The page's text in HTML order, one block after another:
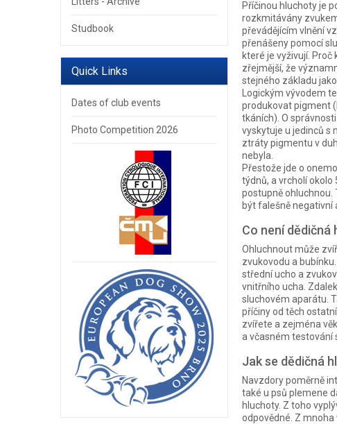
Studbook
Quick Links
Dates of club events
Photo Competition 2026
Příčinou hluchoty je
rozkmitávány
převádějícím vlnění
přenášeny pomocí
které je vyživují.
zřejmější, že
stejného základu
Logickým vývodem
produkovat pigment
tkáních). O
vyskytuje u jedinců s
ztráty pigmentu v
nebyla.
Přestože jde o
týdnů, a vrcholí okolo
postupně ohluchnou.
být falešně negativní
Co není dědičná
Ohluchnout může
zvukovodu a
střední ucho a
vnitřního ucha.
sluchovém aparátu.
příčiny od těch
zvířete a zejména
a včasném testování
Jak se dědičná
Navzdory poměrně
také u psů plemene
hluchoty. Z toho
odpovědné. Z